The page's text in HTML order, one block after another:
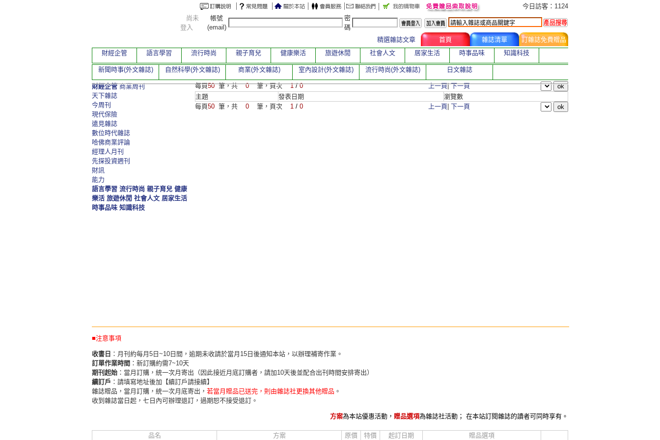
每頁50 筆，共 0 筆，頁次1/0 上一頁|下一頁
主題
發表日期
瀏覽數
每頁50 筆，共 0 筆，頁次 1 / 0 上一頁 下一頁
財經企管 商業周刊
天下雜誌
今周刊
現代保險
遠見雜誌
數位時代雜誌
哈佛商業評論
經理人月刊
先探投資週刊
財訊
能力
語言學習 流行時尚 親子育兒 健康
樂活 旅遊休閒 社會人文 居家生活
時事品味 知識科技
今日訪客：1124
尚未
登入
帳號
(email)
密
碼
精選雜誌文章
首頁 雜誌清單
訂雜誌免費贈品
財經企管
語言學習 流行時尚 親子育兒 健康樂活 旅遊休閒 社會人文 居家生活 時事品味 知識科技
新聞時事(外文雜誌) 自然科學(外文雜誌) 商業(外文雜誌) 室內設計(外文雜誌) 流行時尚(外文雜誌) 日文雜誌
■注意事項
收書日 ：月刊約每月5日~10日間，逾期未收請於當月15日後通知本站，以辦理補寄作業。
訂單作業時間 ：新訂購約需7~10天
期刊起始 ：當月訂購，統一次月寄出（因此接近月底訂購者，請加10天後並配合出刊時間安排寄出）
續訂戶 ：請填寫地址後加【續訂戶請接續】
雜誌贈品，當月訂購，統一次月底寄出， 若當月贈品已送完，則由雜誌社更換其他贈品 。
收到雜誌當日起，七日內可辦理退訂，過期恕不接受退訂。
方案為本站優惠活動， 贈品選項為雜誌社活動； 在本站訂閱雜誌的讀者可同時享有。
品名 方案 原價 特價 起訂日期 贈品選項